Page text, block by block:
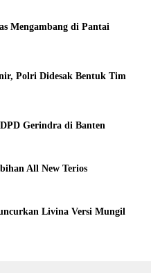
Mengambang di Pantai
Polri Didesak Bentuk Tim
Gerindra di Banten
All New Terios
Livina Versi Mungil